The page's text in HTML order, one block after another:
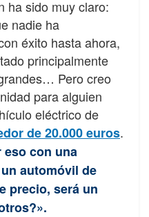
ha sido muy claro:
nadie ha
éxito hasta ahora,
principalmente
Pero creo
para alguien
eléctrico de
de 20.000 euros.
eso con una
automóvil de
precio, será un